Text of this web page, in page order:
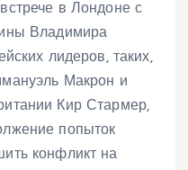
в Лондоне с
Владимира
лидеров, таких,
Макрон и
Кир Стармер,
попыток
конфликт на